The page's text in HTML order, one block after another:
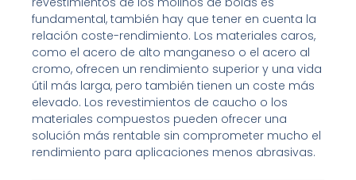
fundamental, también hay que tener en cuenta la
relación coste-rendimiento. Los materiales caros,
como el acero de alto manganeso o el acero al
cromo, ofrecen un rendimiento superior y una vida
útil más larga, pero también tienen un coste más
elevado. Los revestimientos de caucho o los
materiales compuestos pueden ofrecer una
solución más rentable sin comprometer mucho el
rendimiento para aplicaciones menos abrasivas.